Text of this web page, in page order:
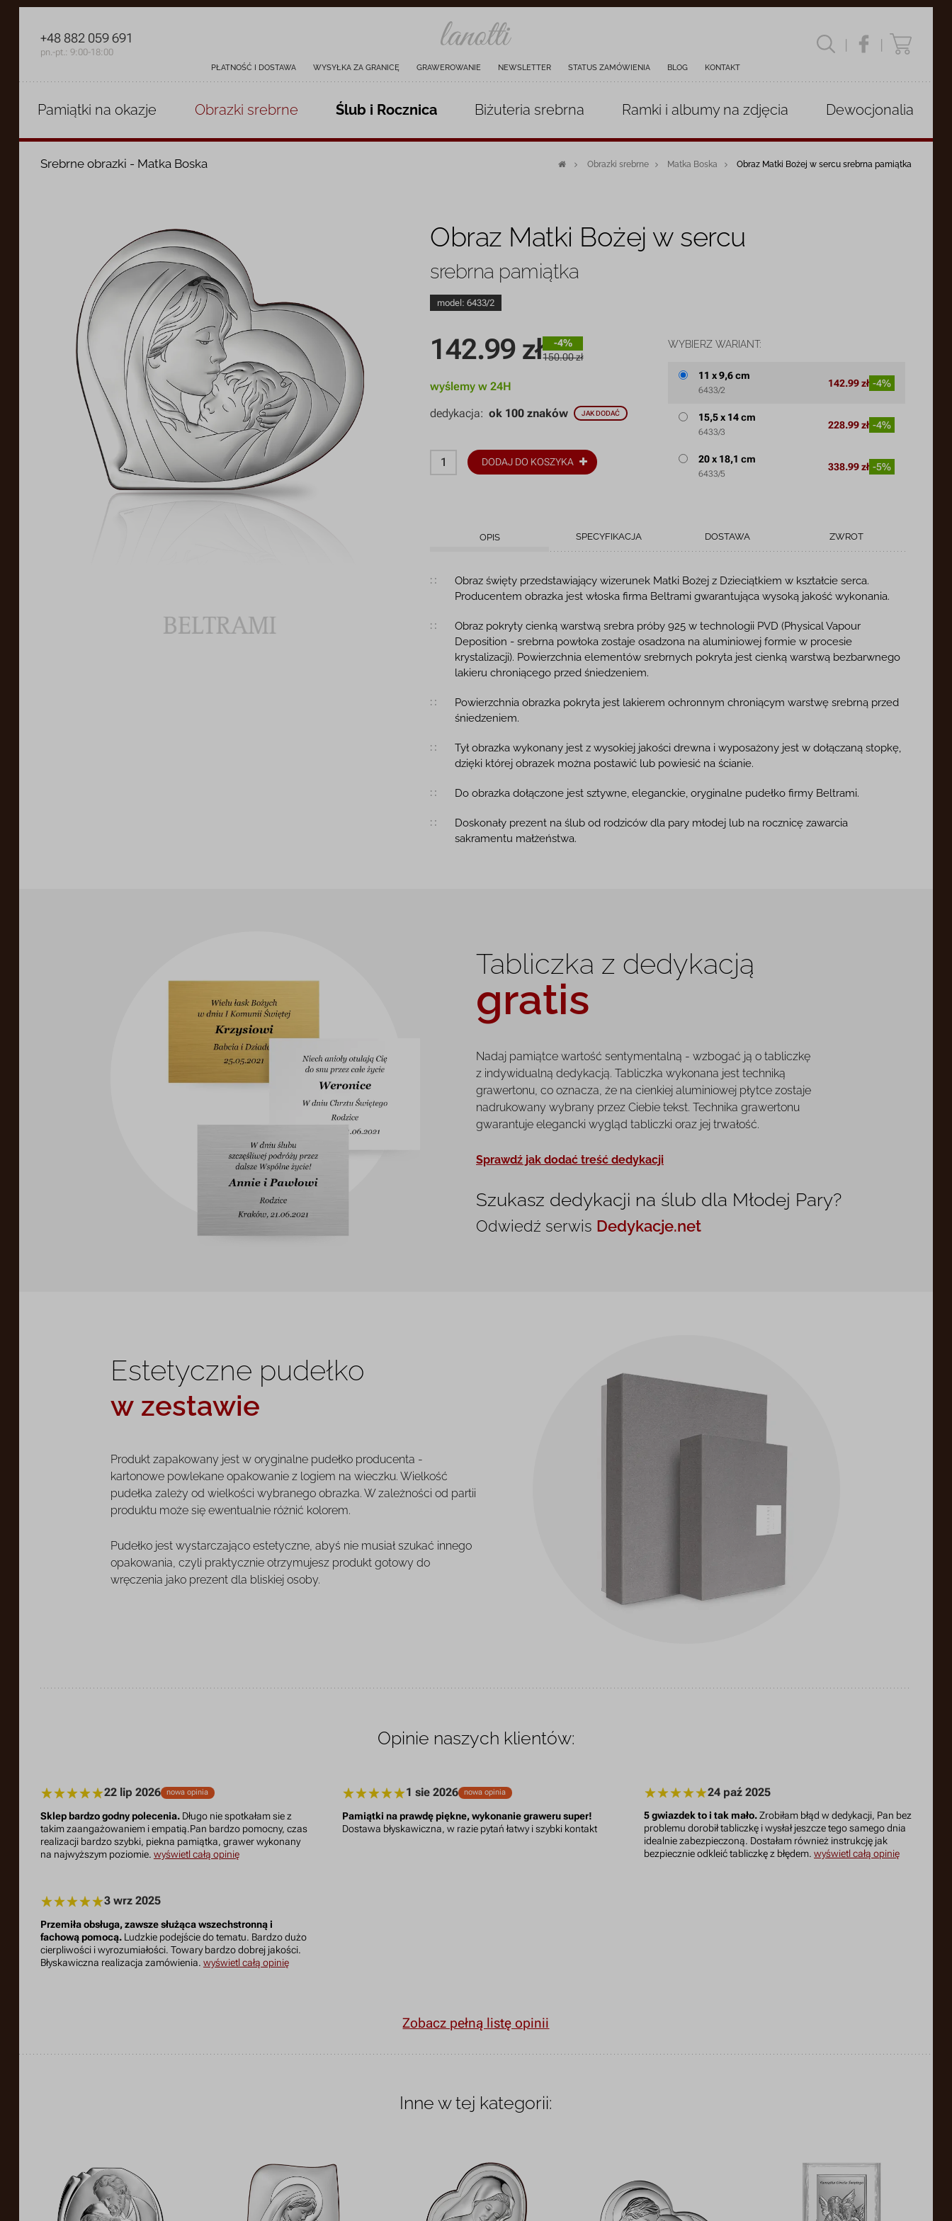
PŁATNOŚĆ I DOSTAWA WYSYŁKA ZA GRANICĘ GRAWEROWANIE NEWSLETTER STATUS ZAMÓWIENIA BLOG KONTAKT
| |
+48 882 059 691
pn.-pt.: 9:00-18:00
Pamiątki na okazje Obrazki srebrne Ślub i Rocznica Biżuteria srebrna Ramki i albumyna zdjęcia Dewocjonalia
Srebrne obrazki - Matka Boska Obrazki srebrne Matka Boska Obraz Matki Bożej w sercu srebrna pamiątka
Obraz Matki Bożej w sercu
srebrna pamiątka
model:6433/2
142.99 zł
-4%
150.00 zł
wyślemy w 24H
dedykacja:ok 100 znaków JAK DODAĆ
DODAJ DO KOSZYKA
WYBIERZ WARIANT:
11 x 9,6 cm
6433/2
142.99 zł -4%
15,5 x 14 cm
6433/3
228.99 zł -4%
20 x 18,1 cm
6433/5
338.99 zł -5%
OPIS SPECYFIKACJA DOSTAWA ZWROT
Opis produktu
Obraz święty przedstawiający wizerunek Matki Bożej z Dzieciątkiem w kształcie serca.
Producentem obrazka jest włoska firma Beltrami gwarantująca wysoką jakość wykonania.
Obraz pokryty cienką warstwą srebra próby 925 w technologii PVD (Physical Vapour
Deposition - srebrna powłoka zostaje osadzona na aluminiowej formie w procesie
krystalizacji). Powierzchnia elementów srebrnych pokryta jest cienką warstwą bezbarwnego
lakieru chroniącego przed śniedzeniem.
Powierzchnia obrazka pokryta jest lakierem ochronnym chroniącym warstwę srebrną przed
śniedzeniem.
Tył obrazka wykonany jest z wysokiej jakości drewna i wyposażony jest w dołączaną stopkę,
dzięki której obrazek można postawić lub powiesić na ścianie.
Do obrazka dołączone jest sztywne, eleganckie, oryginalne pudełko firmy Beltrami.
Doskonały prezent na ślub od rodziców dla pary młodej lub na rocznicę zawarcia
sakramentu małżeństwa.
Tabliczka z dedykacją
gratis
Nadaj pamiątce wartość sentymentalną - wzbogać ją o tabliczkę
z indywidualną dedykacją. Tabliczka wykonana jest techniką
grawertonu, co oznacza, że na cienkiej aluminiowej płytce zostaje
nadrukowany wybrany przez Ciebie tekst. Technika grawertonu
gwarantuje elegancki wygląd tabliczki oraz jej trwałość.
Sprawdź jak dodać treść dedykacji
Szukasz dedykacji na ślub dla Młodej Pary?
Odwiedź serwis Dedykacje.net
Estetyczne pudełko
w zestawie
Produkt zapakowany jest w oryginalne pudełko producenta -
kartonowe powlekane opakowanie z logiem na wieczku. Wielkość
pudełka zależy od wielkości wybranego obrazka. W zależności od partii
produktu może się ewentualnie różnić kolorem.
Pudełko jest wystarczająco estetyczne, abyś nie musiał szukać innego
opakowania, czyli praktycznie otrzymujesz produkt gotowy do
wręczenia jako prezent dla bliskiej osoby.
Opinie naszych klientów:
22 lip 2026 nowa opinia
Sklep bardzo godny polecenia.Długo nie spotkałam sie z
takim zaangażowaniem i empatią.Pan bardzo pomocny, czas
realizacji bardzo szybki, piekna pamiątka, grawer wykonany
na najwyższym poziomie. wyświetl całą opinię
1 sie 2026 nowa opinia
Pamiątki na prawdę piękne, wykonanie graweru super!
Dostawa błyskawiczna, w razie pytań łatwy i szybki kontakt
24 paź 2025
5 gwiazdek to i tak mało.Zrobiłam błąd w dedykacji, Pan bez
problemu dorobił tabliczkę i wysłał jeszcze tego samego dnia
idealnie zabezpieczoną. Dostałam również instrukcję jak
bezpiecznie odkleić tabliczkę z błędem.wyświetl całą opinię
3 wrz 2025
Przemiła obsługa, zawsze służąca wszechstronną i
fachową pomocą.Ludzkie podejście do tematu. Bardzo dużo
cierpliwości i wyrozumiałości. Towary bardzo dobrej jakości.
Błyskawiczna realizacja zamówienia. wyświetl całą opinię
Zobacz pełną listę opinii
Inne w tej kategorii: